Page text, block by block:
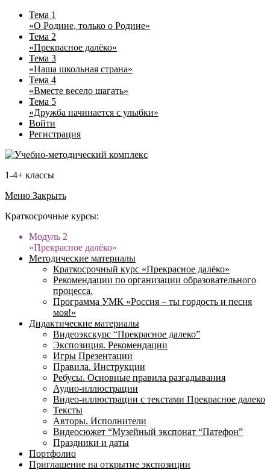
Тема 1
«О Родине, только о Родине»
Тема 2
«Прекрасное далёко»
Тема 3
«Наша школьная страна»
Тема 4
«Вместе весело шагать»
Тема 5
«Дружба начинается с улыбки»
Войти
Регистрация
1-4+ классы
Меню Закрыть
Краткосрочные курсы:
Модуль 2
«Прекрасное далёко»
Методические материалы
Краткосрочный курс «Прекрасное далёко»
Рекомендации по организации образовательного
процесса.
Программа УМК «Россия – ты гордость и песня
моя!»
Дидактические материалы
Видеоэкскурс “Прекрасное далеко”
Экспозиция. Рекомендации
Игры Презентации
Правила. Инструкции
Ребусы. Основные правила разгадывания
Аудио-иллюстрации
Видео-иллюстрации с текстами Прекрасное далеко
Тексты
Авторы. Исполнители
Видеосюжет “Музейный экспонат “Патефон”
Праздники и даты
Портфолио
Приглашение на открытие экспозиции